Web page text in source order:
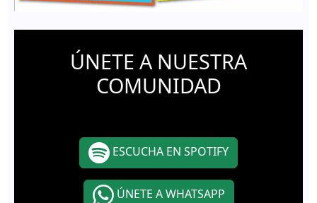
ÚNETE A NUESTRA
COMUNIDAD
ESCUCHA EN SPOTIFY
ÚNETE A WHATSAPP